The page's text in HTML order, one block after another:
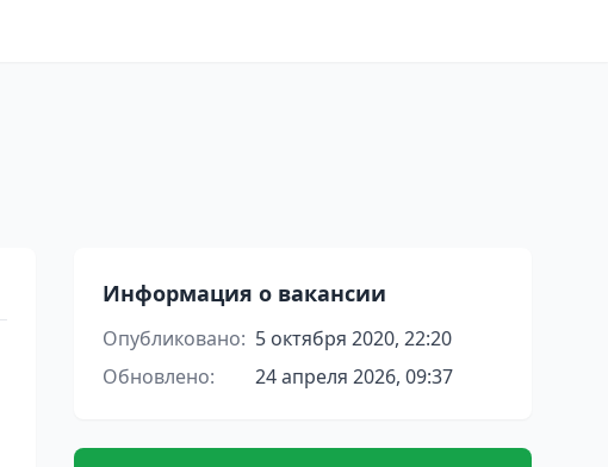
Информация о вакансии
Опубликовано: 5 октября 2020, 22:20
Обновлено:
24 апреля 2026, 09:37